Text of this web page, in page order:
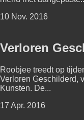
10 Nov. 2016
Verloren
Roobjee treedt op
Verloren Geschilderd,
Kunsten. De...
17 Apr. 2016